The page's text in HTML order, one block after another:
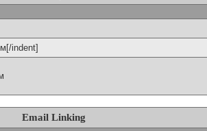
indent]
Email Linking